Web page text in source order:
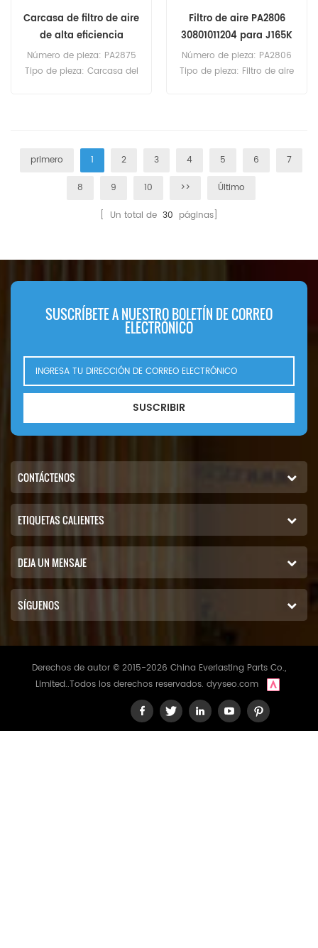
Carcasa de filtro de aire
de alta eficiencia
PA2875 25177202
Número de pieza: PA2875
Tipo de pieza: Carcasa del
Filtro de aire PA2806
30801011204 para J165K
Número de pieza: PA2806
Tipo de pieza: Filtro de aire
primero
1 2 3 4 5 6 7
8 9 10 >> Último
[ Un total de 30 páginas]
SUSCRÍBETE A NUESTRO BOLETÍN DE CORREO
ELECTRÓNICO
SUSCRIBIR
CONTÁCTENOS
ETIQUETAS CALIENTES
DEJA UN MENSAJE
SÍGUENOS
Derechos de autor © 2015-2026 China Everlasting Parts Co.,
Limited..Todos los derechos reservados. dyyseo.com